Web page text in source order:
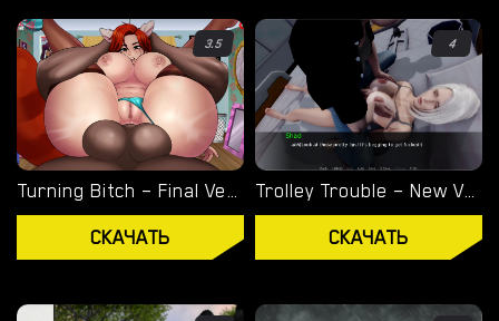
3.5
Turning Bitch – Final Version (Full Game) [NowaJoestar]
СКАЧАТЬ
4
Trolley Trouble – New Version 0.19.0 [NTRaction]
СКАЧАТЬ